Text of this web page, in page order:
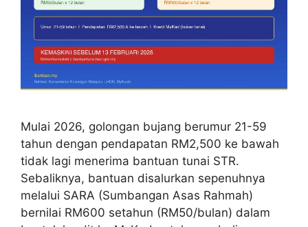
Mulai 2026, golongan bujang berumur 21-59
tahun dengan pendapatan RM2,500 ke bawah
tidak lagi menerima bantuan tunai STR.
Sebaliknya, bantuan disalurkan sepenuhnya
melalui SARA (Sumbangan Asas Rahmah)
bernilai RM600 setahun (RM50/bulan) dalam